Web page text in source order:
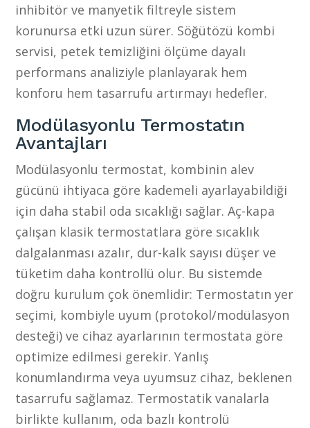
inhibitör ve manyetik filtreyle sistem
korunursa etki uzun sürer. Söğütözü kombi
servisi, petek temizliğini ölçüme dayalı
performans analiziyle planlayarak hem
konforu hem tasarrufu artırmayı hedefler.
Modülasyonlu Termostatın
Avantajları
Modülasyonlu termostat, kombinin alev
gücünü ihtiyaca göre kademeli ayarlayabildiği
için daha stabil oda sıcaklığı sağlar. Aç-kapa
çalışan klasik termostatlara göre sıcaklık
dalgalanması azalır, dur-kalk sayısı düşer ve
tüketim daha kontrollü olur. Bu sistemde
doğru kurulum çok önemlidir: Termostatın yer
seçimi, kombiyle uyum (protokol/modülasyon
desteği) ve cihaz ayarlarının termostata göre
optimize edilmesi gerekir. Yanlış
konumlandırma veya uyumsuz cihaz, beklenen
tasarrufu sağlamaz. Termostatik vanalarla
birlikte kullanım, oda bazlı kontrolü